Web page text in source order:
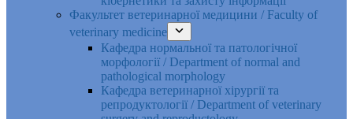
Факультет ветеринарної медицини / Faculty of
veterinary medicine
Кафедра нормальної та патологічної
морфології / Department of normal and
pathological morphology
Кафедра ветеринарної хірургії та
репродуктології / Department of veterinary